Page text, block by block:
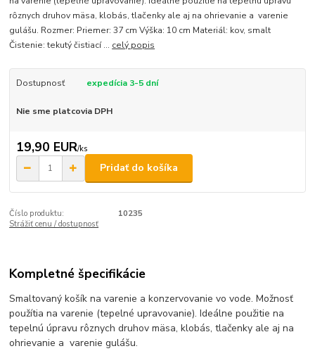
rôznych druhov mäsa, klobás, tlačenky ale aj na ohrievanie a varenie
gulášu. Rozmer: Priemer: 37 cm Výška: 10 cm Materiál: kov, smalt
Čistenie: tekutý čistiací ... celý popis
Dostupnosť expedícia 3-5 dní
Nie sme platcovia DPH
19,90 EUR/ks
Pridať do košíka
Číslo produktu:
10235
Strážiť cenu / dostupnosť
Kompletné špecifikácie
Smaltovaný košík na varenie a konzervovanie vo vode. Možnosť
použítia na varenie (tepelné upravovanie). Ideálne použitie na
tepelnú úpravu rôznych druhov mäsa, klobás, tlačenky ale aj na
ohrievanie a varenie gulášu.